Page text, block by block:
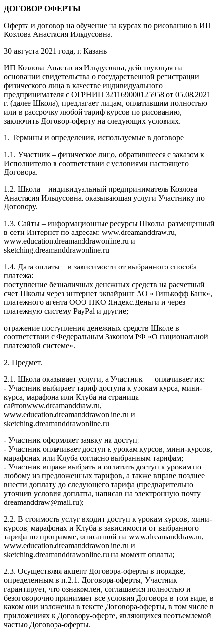
ДОГОВОР ОФЕРТЫ
Оферта и договор на обучение на курсах по рисованию в ИП
Козлова Анастасия Ильдусовна.
30 августа 2021 года, г. Казань
ИП Козлова Анастасия Ильдусовна, действующая на
основании свидетельства о государственной регистрации
физического лица в качестве индивидуального
предпринимателя с ОГРНИП 321169000125958 от 05.08.2021
г. (далее Школа), предлагает лицам, оплатившим полностью
или в рассрочку любой тариф курсов по рисованию,
заключить Договор-оферту на следующих условиях.
1. Термины и определения, используемые в договоре
1.1. Участник – физическое лицо, обратившееся с заказом к
Исполнителю в соответствии с условиями настоящего
Договора.
1.2. Школа – индивидуальный предприниматель Козлова
Анастасия Ильдусовна, оказывающая услуги Участнику по
Договору.
1.3. Сайты – информационные ресурсы Школы, размещенный
в сети Интернет по адресам: www.dreamanddraw.ru,
www.education.dreamanddrawonline.ru и
sketching.dreamanddrawonline.ru
1.4. Дата оплаты – в зависимости от выбранного способа
платежа:
поступление безналичных денежных средств на расчетный
счет Школы через интернет эквайринг АО «Тинькофф Банк»,
платежного агента ООО НКО Яндекс.Деньги и через
платежную систему PayPal и другие;
отражение поступления денежных средств Школе в
соответствии с Федеральным Законом РФ «О национальной
платежной системе».
2. Предмет.
2.1. Школа оказывает услуги, а Участник — оплачивает их:
- Участник выбирает тариф доступа к урокам курса, мини-
курса, марафона или Клуба на страница
сайтовwww.dreamanddraw.ru,
www.education.dreamanddrawonline.ru и
sketching.dreamanddrawonline.ru
- Участник оформляет заявку на доступ;
- Участник оплачивает доступ к урокам курсов, мини-курсов,
марафонах или Клуба согласно выбранным тарифам;
- Участник вправе выбрать и оплатить доступ к урокам по
любому из предложенных тарифов, а также вправе позднее
внести доплату до следующего тарифа (предварительно
уточнив условия доплаты, написав на электронную почту
dreamanddraw@mail.ru);
2.2. В стоимость услуг входит доступ к урокам курсов, мини-
курсов, марафонах и Клуба в зависимости от выбранного
тарифа по программе, описанной на www.dreamanddraw.ru,
www.education.dreamanddrawonline.ru и
sketching.dreamanddrawonline.ru на момент оплаты;
2.3. Осуществляя акцепт Договора-оферты в порядке,
определенным в п.2.1. Договора-оферты, Участник
гарантирует, что ознакомлен, соглашается полностью и
безоговорочно принимает все условия Договора в том виде, в
каком они изложены в тексте Договора-оферты, в том числе в
приложениях к Договору-оферте, являющихся неотъемлемой
частью Договора-оферты.